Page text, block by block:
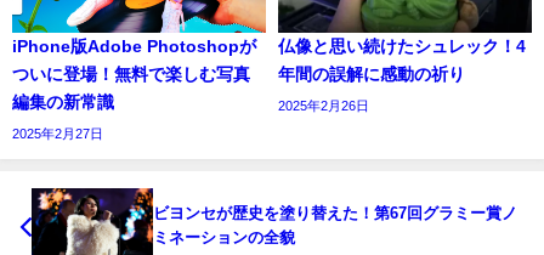
iPhone版Adobe Photoshopが
ついに登場！無料で楽しむ写真
編集の新常識
2025年2月27日
仏像と思い続けたシュレック！4
年間の誤解に感動の祈り
2025年2月26日
ビヨンセが歴史を塗り替えた！第67回グラミー賞ノ
ミネーションの全貌